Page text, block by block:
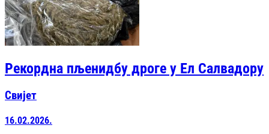
Рекордна пљенидбу дроге у Ел Салвадору
Свијет
16.02.2026.